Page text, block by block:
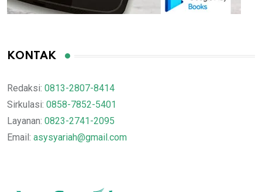
KONTAK
Redaksi: 0813-2807-8414
Sirkulasi: 0858-7852-5401
Layanan: 0823-2741-2095
Email: asysyariah@gmail.com